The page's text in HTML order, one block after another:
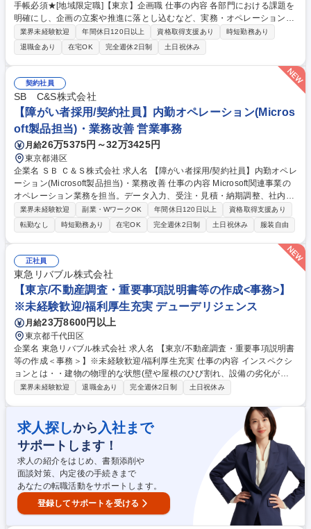
手帳必須★[地域限定職]【東京】企画職 仕事の内容 各部門における課題を
明確にし、企画の立案や推進に落とし込むなど、実務・オペレーションを
先導する立場としてご活躍いただきます。 【具体的な仕事内容】各種企
画・推進、各種資料作成などを中心としながら、担当領域における課題解
決を先導いただきます。 【キャリアパス】将来的には主務（主任）クラス
として部門のリーダーとしてご活躍いただくことを期待しております。入
社後、まずは企画職評価ランクの頂点を目指し、キャリアアップに挑戦い
ただけるよう、日々の指導だけではなく各種研修もご用意しています。 募
集職種 ★障がい者手帳必須★[地域限定職]【東京】企画職
業界未経験歓迎 年間休日120日以上 資格取得支援あり
時短勤務あり
退職金あり
在宅OK 完全週休2日制 土日祝休み
契約社員
SB C&S株式会社
【障がい者採用/契約社員】内勤オペレーション(Micros
oft製品担当)・業務改善 営業事務
月給26万5375円～32万3425円
東京都港区
企業名 ＳＢ Ｃ＆Ｓ株式会社 求人名 【障がい者採用/契約社員】内勤オペレ
ーション(Microsoft製品担当)・業務改善 仕事の内容 Microsoft関連事業の
オペレーション業務を担当。データ入力、受注・見積・納期調整、社内問
い合わせ対応、資料作成に加え、AIツールを活用した業務改善にも携わり
ます。 【詳細】データ入力・更新/受注・見積作成・納期調整/社内営業か
らの問い合わせ対応/マニュアル作成や売上データ等の資料作成/AIツール
(Microsoft Copilot、ChatGPT等)を活用したAIエージェント作成や問い合
わせ対応の業務改善 【働き方】TeamsやGmailを活用しています。障がい
配慮に関する面談や在宅勤務など、無理なく柔軟に働ける環境を整えてい
ます。 募集職種 【障がい者採用/契約社員】内勤オペレーション(Microsoft
製品担当)・業務改善
業界未経験歓迎 副業・WワークOK 年間休日120日以上
資格取得支援あり
転勤なし
時短勤務あり 在宅OK 完全週休2日制 土日祝休み 服装自由
正社員
東急リバブル株式会社
【東京/不動産調査・重要事項説明書等の作成<事務>】
※未経験歓迎/福利厚生充実 デューデリジェンス
月給23万8600円以上
東京都千代田区
企業名 東急リバブル株式会社 求人名 【東京/不動産調査・重要事項説明書
等の作成＜事務＞】※未経験歓迎/福利厚生充実 仕事の内容 インスペクシ
ョンとは・・建物の物理的な状態(壁や屋根のひび割れ、設備の劣化がな
いか等）を調査することです。物件調査業務および重要説明書、売買契約
調査（現地確認、役所調査）●重要事項説明書、売買契約書等、不動産売
買に関する各種書類の作成（作成した書類は総合職がチェックします。）
●付属書類の用意 ※業界未経験の方でもご応募いただけます。不動産の専
門的な知識を身につけたい方、不動産の専門知識を習得後、総合職への職
種転換等キャリアを広げられるチャンスもあります！！ 募集職種 【東京/
不動産調査・重要事項説明書等の作成＜事務＞】※未経験歓迎/福利厚生充
実
業界未経験歓迎 退職金あり 完全週休2日制 土日祝休み
求人探しから 入社まで
サポートします！
求人の紹介をはじめ、書類添削や
面談対策、内定後の手続きまで
あなたの転職活動をサポートします。
登録してサポートを受ける